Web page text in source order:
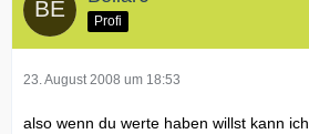
Profi
23. August 2008 um 18:53
also wenn du werte haben willst kann